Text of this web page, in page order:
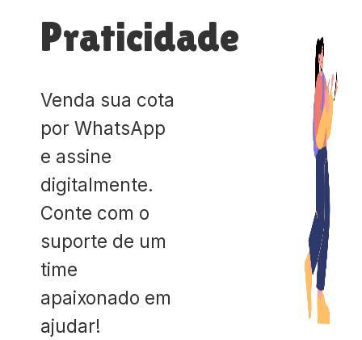
Praticidade
Venda sua cota
por WhatsApp
e assine
digitalmente.
Conte com o
suporte de um
time
apaixonado em
ajudar!